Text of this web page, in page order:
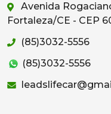
Avenida
Fortaleza/CE - CEP
(85)3032-5556
(85)3032-5556